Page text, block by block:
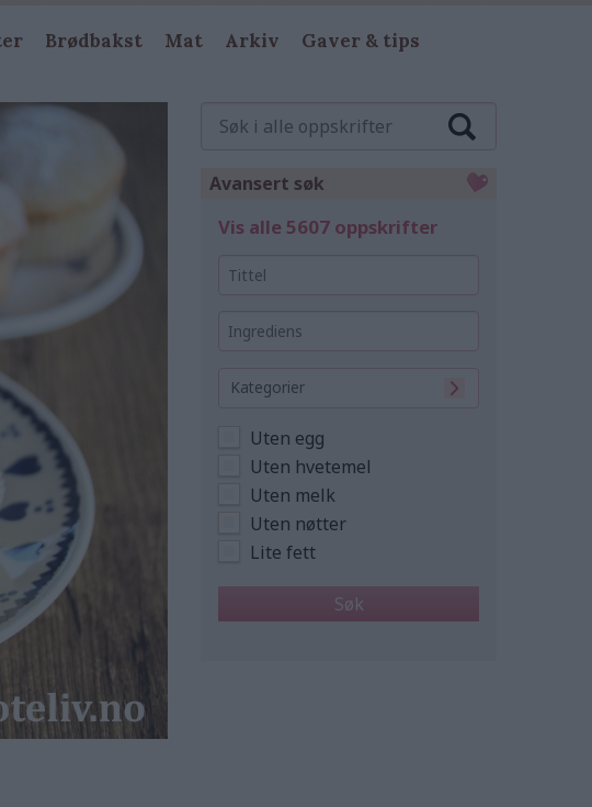
Brødbakst Mat Arkiv Gaver & tips
Avansert søk
Vis alle 5607 oppskrifter
Kategorier
Uten egg
Uten hvetemel
Uten melk
Uten nøtter
Lite fett